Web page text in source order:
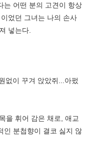
는 어떤 분의 고견이 항상
었던 그녀는 나의 손사
넣는다.
없이 꾸겨 앉았쥐...아펐
을 휘어 감은 채로, 애교
인 분첩향이 결코 싫지 않